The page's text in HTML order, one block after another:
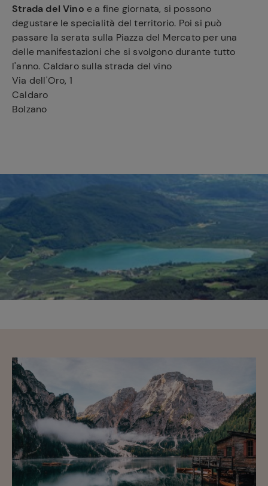
Strada del Vino e a fine giornata, si possono
degustare le specialità del territorio. Poi si può
passare la serata sulla Piazza del Mercato per una
delle manifestazioni che si svolgono durante tutto
l'anno. Caldaro sulla strada del vino
Via dell'Oro, 1
Caldaro
Bolzano